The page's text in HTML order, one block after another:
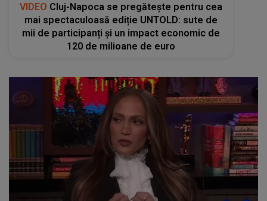
VIDEO Cluj-Napoca se pregătește pentru cea
mai spectaculoasă ediție UNTOLD: sute de
mii de participanți și un impact economic de
120 de milioane de euro